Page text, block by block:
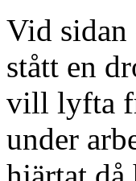
Vid
stått en
vill lyfta
under